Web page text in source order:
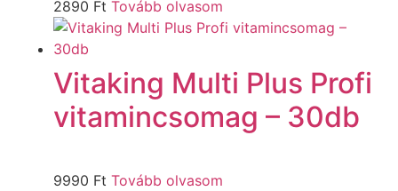
2890 Ft Tovább olvasom
Vitaking Multi Plus Profi
vitamincsomag – 30db
9990 Ft Tovább olvasom